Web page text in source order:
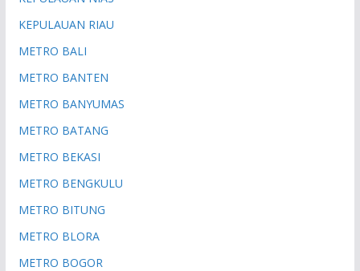
KEPULAUAN RIAU
METRO BALI
METRO BANTEN
METRO BANYUMAS
METRO BATANG
METRO BEKASI
METRO BENGKULU
METRO BITUNG
METRO BLORA
METRO BOGOR